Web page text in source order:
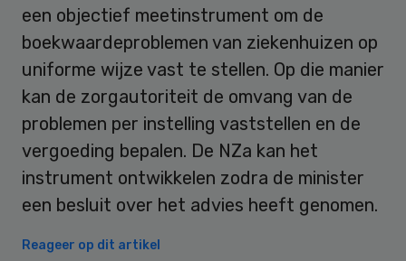
een objectief meetinstrument om de
boekwaardeproblemen van ziekenhuizen op
uniforme wijze vast te stellen. Op die manier
kan de zorgautoriteit de omvang van de
problemen per instelling vaststellen en de
vergoeding bepalen. De NZa kan het
instrument ontwikkelen zodra de minister
een besluit over het advies heeft genomen.
Reageer op dit artikel